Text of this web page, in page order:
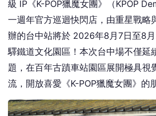
級 IP《K-POP獵魔女團》（KPOP
一週年官方巡迴快閃店， 由重星戰略
辦的台中站將於 2026年8月7日至8
驛鐵道文化園區！ 本次台中場不僅延
題， 在百年古蹟車站園區展開極具視
流，開放喜愛《K-POP獵魔女團》的